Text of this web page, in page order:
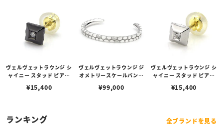
ヴェルヴェットラウンジ シ
ャイニー スタッド ピアス
¥15,400
ヴェルヴェットラウンジ ジ
オメトリースケールバング
¥99,000
ヴェルヴェットラウンジ シ
ャイニー スタッド ピアス
¥15,400
ランキング 全ブランドを見る